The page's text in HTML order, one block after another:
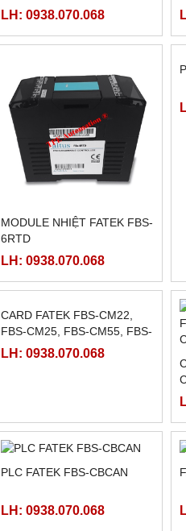
LH: 0938.070.068
MODULE NHIỆT FATEK FBS-
6RTD
LH: 0938.070.068
CARD FATEK FBS-CM22,
CBE, FBS-CBEH, FBS-CBES
LH: 0938.070.068